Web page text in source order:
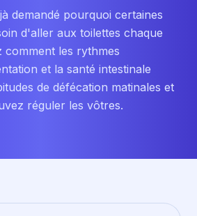
demandé pourquoi certaines
d'aller aux toilettes chaque
comment les rythmes
et la santé intestinale
de défécation matinales et
réguler les vôtres.